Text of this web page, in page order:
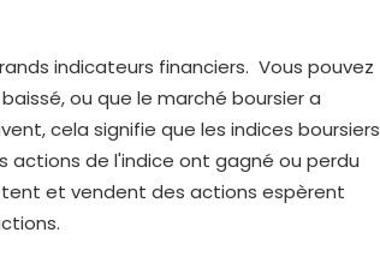
indicateurs financiers. Vous pouvez
ou que le marché boursier a
cela signifie que les indices boursiers
actions de l'indice ont gagné ou perdu
et vendent des actions espèrent